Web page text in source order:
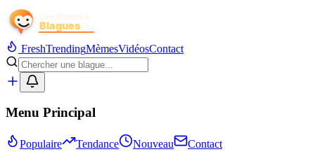
FreshTrendingMèmesVidéosContact
Menu Principal
Populaire Tendance Nouveau Contact